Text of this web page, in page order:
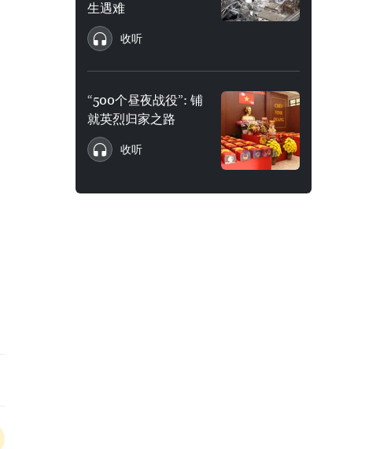
生遇难
收听
“500个昼夜战役”: 铺
就英烈归家之路
收听